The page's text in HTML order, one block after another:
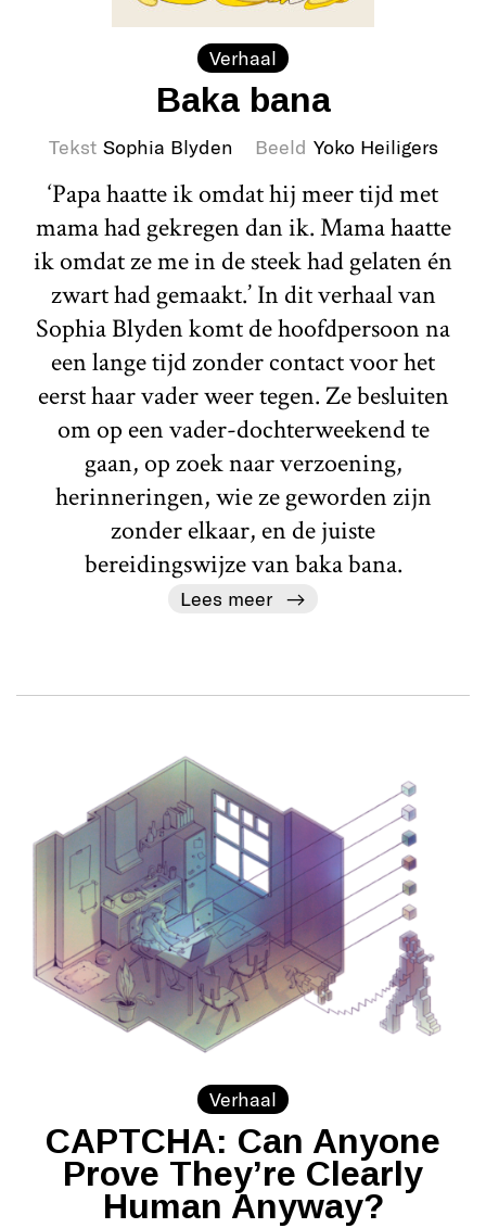
Verhaal
Baka bana
Tekst Sophia Blyden Beeld Yoko Heiligers
‘Papa haatte ik omdat hij meer tijd met
mama had gekregen dan ik. Mama haatte
ik omdat ze me in de steek had gelaten én
zwart had gemaakt.’ In dit verhaal van
Sophia Blyden komt de hoofdpersoon na
een lange tijd zonder contact voor het
eerst haar vader weer tegen. Ze besluiten
om op een vader-dochterweekend te
gaan, op zoek naar verzoening,
herinneringen, wie ze geworden zijn
zonder elkaar, en de juiste
bereidingswijze van baka bana.
Lees meer
Verhaal
CAPTCHA: Can Anyone
Prove They’re Clearly
Human Anyway?